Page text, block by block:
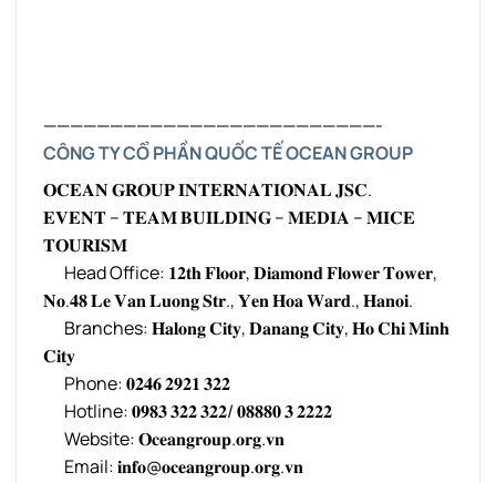
—————————————————————————-
CÔNG TY CỔ PHẦN QUỐC TẾ OCEAN GROUP
𝐎𝐂𝐄𝐀𝐍 𝐆𝐑𝐎𝐔𝐏 𝐈𝐍𝐓𝐄𝐑𝐍𝐀𝐓𝐈𝐎𝐍𝐀𝐋 𝐉𝐒𝐂.
𝐄𝐕𝐄𝐍𝐓 – 𝐓𝐄𝐀𝐌 𝐁𝐔𝐈𝐋𝐃𝐈𝐍𝐆 – 𝐌𝐄𝐃𝐈𝐀 – 𝐌𝐈𝐂𝐄
𝐓𝐎𝐔𝐑𝐈𝐒𝐌
Head Office: 𝟏𝟐𝐭𝐡 𝐅𝐥𝐨𝐨𝐫, 𝐃𝐢𝐚𝐦𝐨𝐧𝐝 𝐅𝐥𝐨𝐰𝐞𝐫 𝐓𝐨𝐰𝐞𝐫,
𝐍𝐨.𝟒𝟖 𝐋𝐞 𝐕𝐚𝐧 𝐋𝐮𝐨𝐧𝐠 𝐒𝐭𝐫., 𝐘𝐞𝐧 𝐇𝐨𝐚 𝐖𝐚𝐫𝐝., 𝐇𝐚𝐧𝐨𝐢.
Branches: 𝐇𝐚𝐥𝐨𝐧𝐠 𝐂𝐢𝐭𝐲, 𝐃𝐚𝐧𝐚𝐧𝐠 𝐂𝐢𝐭𝐲, 𝐇𝐨 𝐂𝐡𝐢 𝐌𝐢𝐧𝐡
𝐂𝐢𝐭𝐲
Phone: 𝟎𝟐𝟒𝟔 𝟐𝟗𝟐𝟏 𝟑𝟐𝟐
Hotline: 𝟎𝟗𝟖𝟑 𝟑𝟐𝟐 𝟑𝟐𝟐/ 𝟎𝟖𝟖𝟖𝟎 𝟑 𝟐𝟐𝟐𝟐
Website: 𝐎𝐜𝐞𝐚𝐧𝐠𝐫𝐨𝐮𝐩.𝐨𝐫𝐠.𝐯𝐧
Email: 𝐢𝐧𝐟𝐨@𝐨𝐜𝐞𝐚𝐧𝐠𝐫𝐨𝐮𝐩.𝐨𝐫𝐠.𝐯𝐧